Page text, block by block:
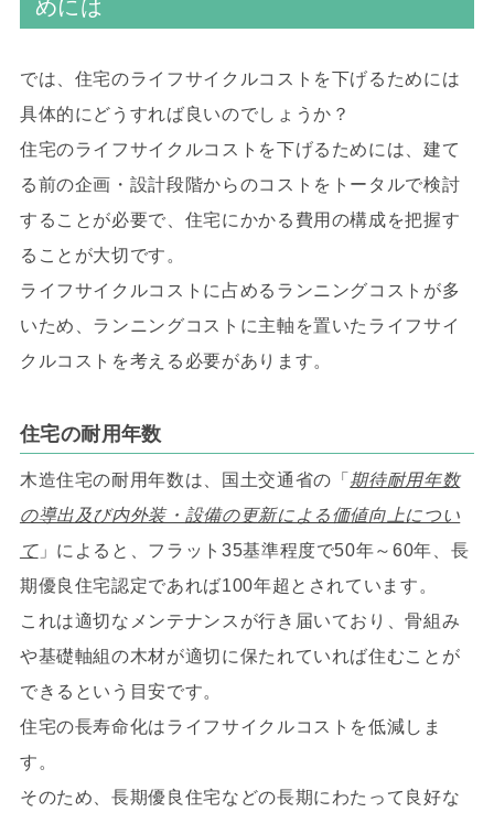
めには
では、住宅のライフサイクルコストを下げるためには
具体的にどうすれば良いのでしょうか？
住宅のライフサイクルコストを下げるためには、建て
る前の企画・設計段階からのコストをトータルで検討
することが必要で、住宅にかかる費用の構成を把握す
ることが大切です。
ライフサイクルコストに占めるランニングコストが多
いため、ランニングコストに主軸を置いたライフサイ
クルコストを考える必要があります。
住宅の耐用年数
木造住宅の耐用年数は、国土交通省の「 期待耐用年数
の導出及び内外装・設備の更新による価値向上につい
て」によると、フラット35基準程度で50年～60年、長
期優良住宅認定であれば100年超とされています。
これは適切なメンテナンスが行き届いており、骨組み
や基礎軸組の木材が適切に保たれていれば住むことが
できるという目安です。
住宅の長寿命化はライフサイクルコストを低減しま
す。
そのため、長期優良住宅などの長期にわたって良好な